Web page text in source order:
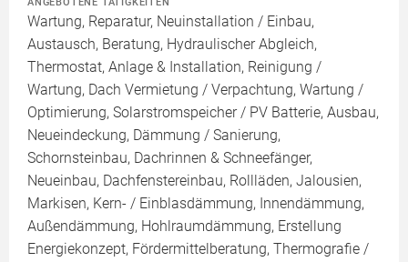
Wartung, Reparatur, Neuinstallation / Einbau,
Austausch, Beratung, Hydraulischer Abgleich,
Thermostat, Anlage & Installation, Reinigung /
Wartung, Dach Vermietung / Verpachtung, Wartung /
Optimierung, Solarstromspeicher / PV Batterie, Ausbau,
Neueindeckung, Dämmung / Sanierung,
Schornsteinbau, Dachrinnen & Schneefänger,
Neueinbau, Dachfenstereinbau, Rollläden, Jalousien,
Markisen, Kern- / Einblasdämmung, Innendämmung,
Außendämmung, Hohlraumdämmung, Erstellung
Energiekonzept, Fördermittelberatung, Thermografie /